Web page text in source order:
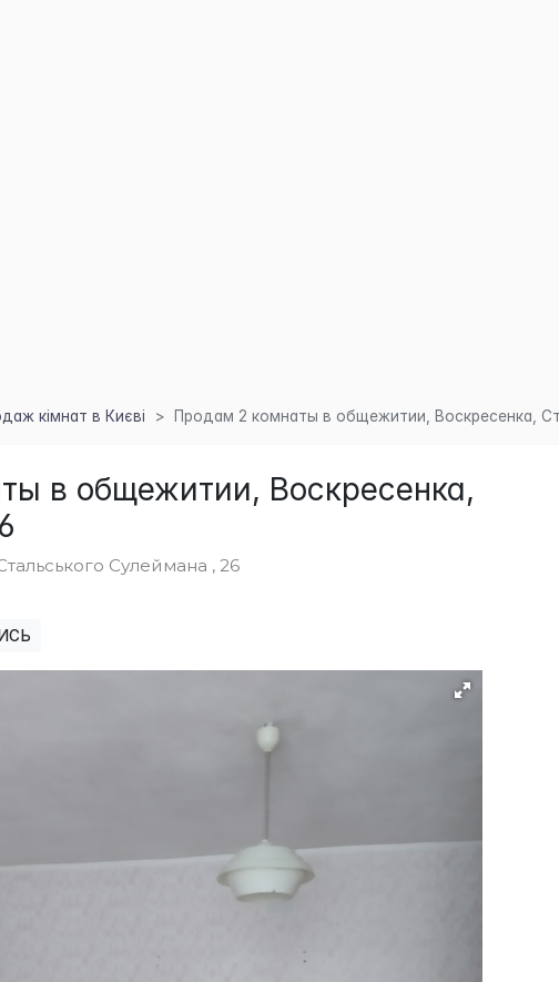
кімнат в Києві Продам 2 комнаты в общежитии, Воскресенка,
в общежитии, Воскресенка,
Сулеймана , 26